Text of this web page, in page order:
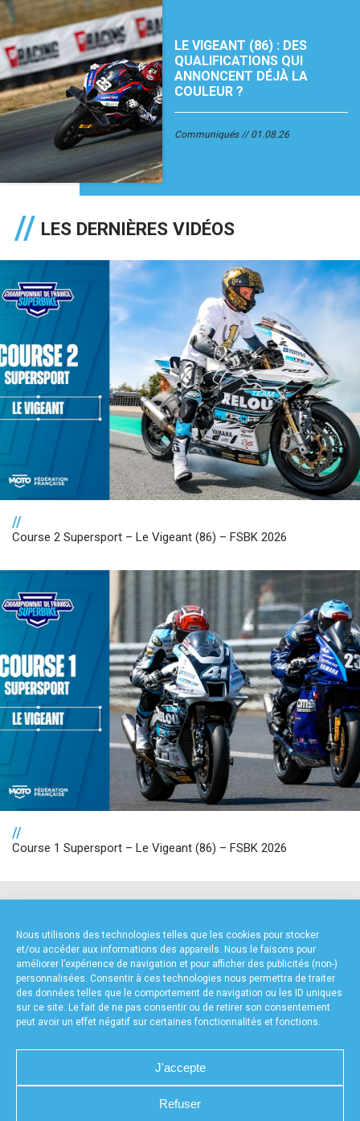
Nous utilisons des technologies telles que les cookies pour stocker
et/ou accéder aux informations des appareils. Nous le faisons pour
améliorer l’expérience de navigation et pour afficher des publicités (non-)
personnalisées. Consentir à ces technologies nous permettra de traiter
des données telles que le comportement de navigation ou les ID uniques
sur ce site. Le fait de ne pas consentir ou de retirer son consentement
peut avoir un effet négatif sur certaines fonctionnalités et fonctions.
J'accepte
Refuser
LE VIGEANT (86) : DES
QUALIFICATIONS QUI
ANNONCENT DÉJÀ LA
COULEUR ?
Communiqués 01.08.26
LES DERNIÈRES VIDÉOS
//
Course 2 Supersport – Le Vigeant (86) – FSBK 2026
//
Course 1 Supersport – Le Vigeant (86) – FSBK 2026